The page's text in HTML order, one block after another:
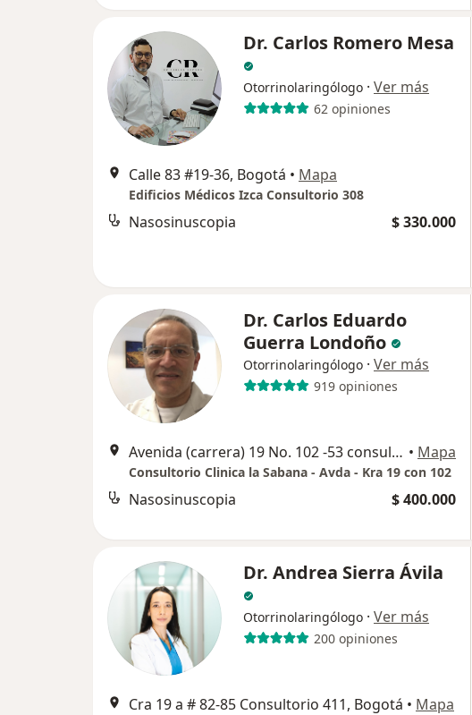
Dr. Carlos Romero Mesa
Otorrinolaringólogo · Ver más
62 opiniones
Calle 83 #19-36, Bogotá • Mapa
Edificios Médicos Izca Consultorio 308
Nasosinuscopia $ 330.000
Dr. Carlos Eduardo
Guerra Londoño
Otorrinolaringólogo · Ver más
919 opiniones
Avenida (carrera) 19 No. 102 -53 consultorio 307 (Clinica La Sabana), Bogotá • Mapa
Consultorio Clinica la Sabana - Avda - Kra 19 con 102
Nasosinuscopia $ 400.000
Dr. Andrea Sierra Ávila
Otorrinolaringólogo · Ver más
200 opiniones
Cra 19 a # 82-85 Consultorio 411, Bogotá • Mapa